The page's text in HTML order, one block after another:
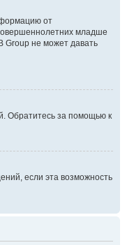
от
младше
Group не может давать
Обратитесь за помощью к
если эта возможность